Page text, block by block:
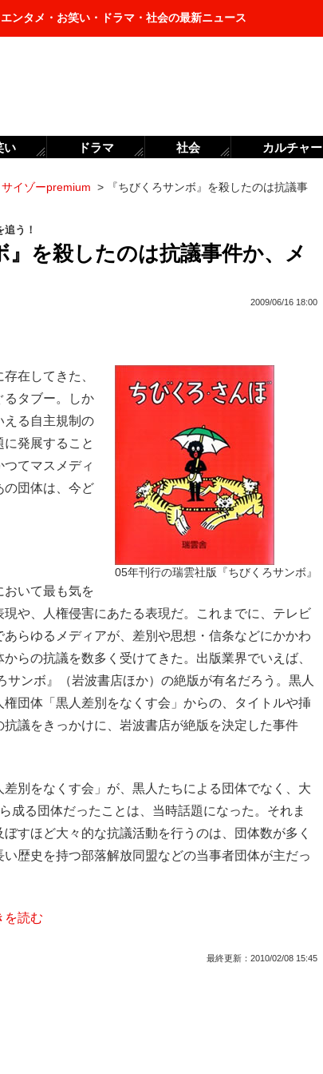
ンタメ・お笑い・ドラマ・社会の最新ニュース
サイゾーpremium >
『ちびくろサンボ』を殺したのは抗議事
う！
』を殺したのは抗議事件か、メ
2009/06/16 18:00
05年刊行の瑞雲社版『ちびくろサンボ』
在してきた、
るタブー。しか
える自主規制の
発展すること
てマスメディ
の団体は、今ど
いて最も気を
や、人権侵害にあたる表現だ。これまでに、テレビ
らゆるメディアが、差別や思想・信条などにかかわ
らの抗議を数多く受けてきた。出版業界でいえば、
サンボ』（岩波書店ほか）の絶版が有名だろう。黒人
団体「黒人差別をなくす会」からの、タイトルや挿
議をきっかけに、岩波書店が絶版を決定した事件
別をなくす会」が、黒人たちによる団体でなく、大
成る団体だったことは、当時話題になった。それま
すほど大々的な抗議活動を行うのは、団体数が多く
歴史を持つ部落解放同盟などの当事者団体が主だっ
を読む
最終更新： 2010/02/08 15:45
い ドラマ 社会 カルチャー